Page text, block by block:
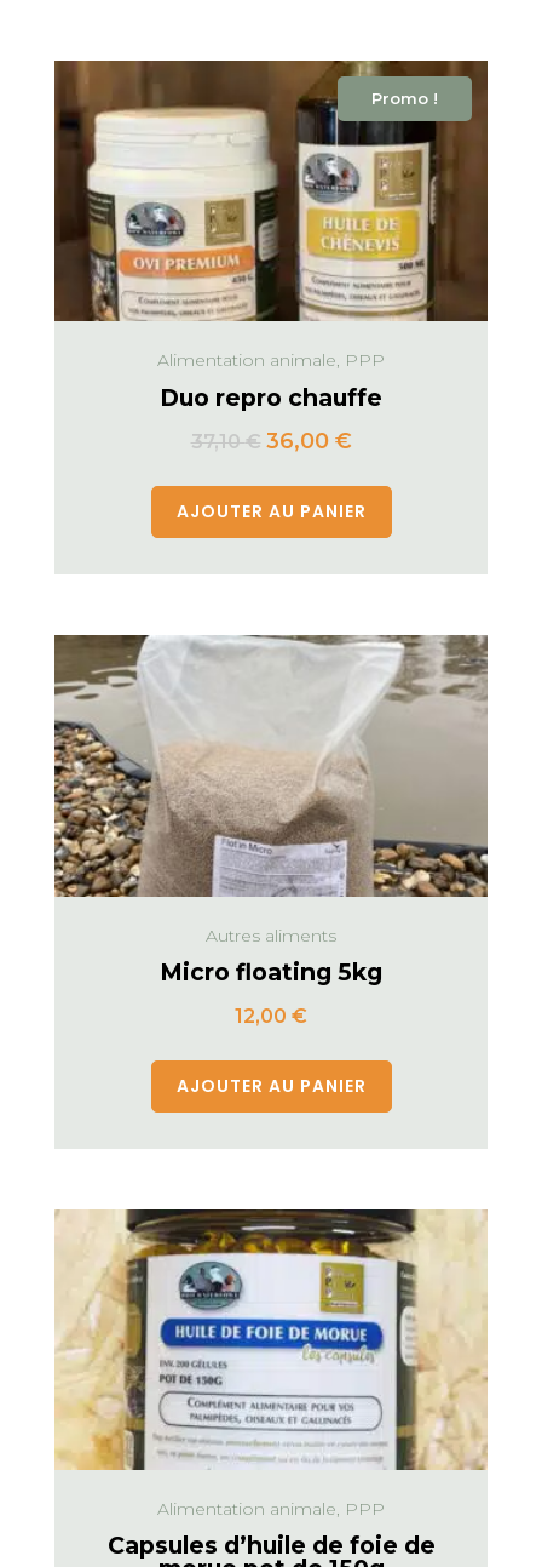
Promo !
Alimentation animale, PPP
Duo repro chauffe
37,10€ 36,00 €
AJOUTER AU PANIER
Autres aliments
Micro floating 5kg
12,00 €
AJOUTER AU PANIER
Alimentation animale, PPP
Capsules d’huile de foie de